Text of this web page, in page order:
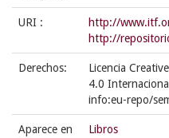
URI :
http://
http://
Derechos:
Licencia
4.0
info:eu-repo/
Aparece en
Libros